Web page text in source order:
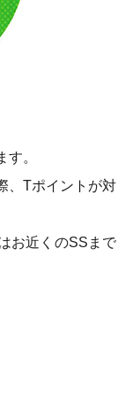
。
、Tポイントが対
お近くのSSまで